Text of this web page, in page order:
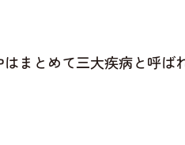
まとめて三大疾病と呼ば